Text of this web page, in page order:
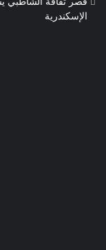
الإسكندرية